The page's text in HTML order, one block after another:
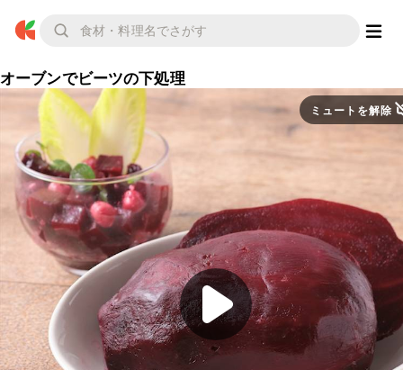
オーブンでビーツの下処理
ミュートを解除